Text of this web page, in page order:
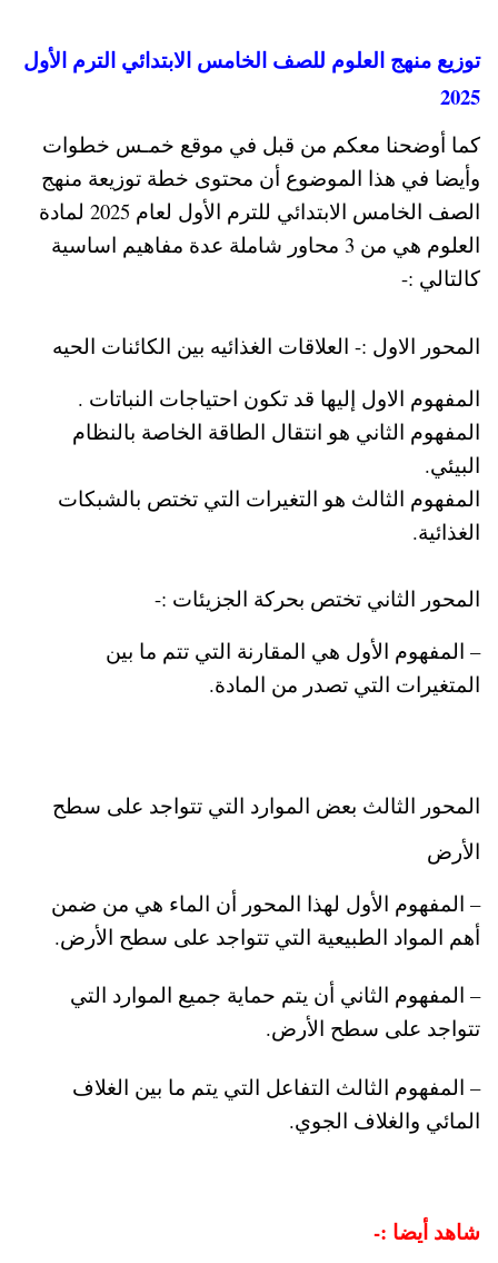
توزيع منهج العلوم للصف الخامس الابتدائي الترم الأول
2025
كما أوضحنا معكم من قبل في موقع خمـس خطوات
وأيضا في هذا الموضوع أن محتوى خطة توزيعة منهج
الصف الخامس الابتدائي للترم الأول لعام 2025 لمادة
العلوم هي من 3 محاور شاملة عدة مفاهيم اساسية
كالتالي :-
المحور الاول :- العلاقات الغذائيه بين الكائنات الحيه
المفهوم الاول إليها قد تكون احتياجات النباتات .
المفهوم الثاني هو انتقال الطاقة الخاصة بالنظام
البيئي.
المفهوم الثالث هو التغيرات التي تختص بالشبكات
الغذائية.
المحور الثاني تختص بحركة الجزيئات :-
– المفهوم الأول هي المقارنة التي تتم ما بين
المتغيرات التي تصدر من المادة.
المحور الثالث بعض الموارد التي تتواجد على سطح
الأرض
– المفهوم الأول لهذا المحور أن الماء هي من ضمن
أهم المواد الطبيعية التي تتواجد على سطح الأرض.
– المفهوم الثاني أن يتم حماية جميع الموارد التي
تتواجد على سطح الأرض.
– المفهوم الثالث التفاعل التي يتم ما بين الغلاف
المائي والغلاف الجوي.
شاهد أيضا :-